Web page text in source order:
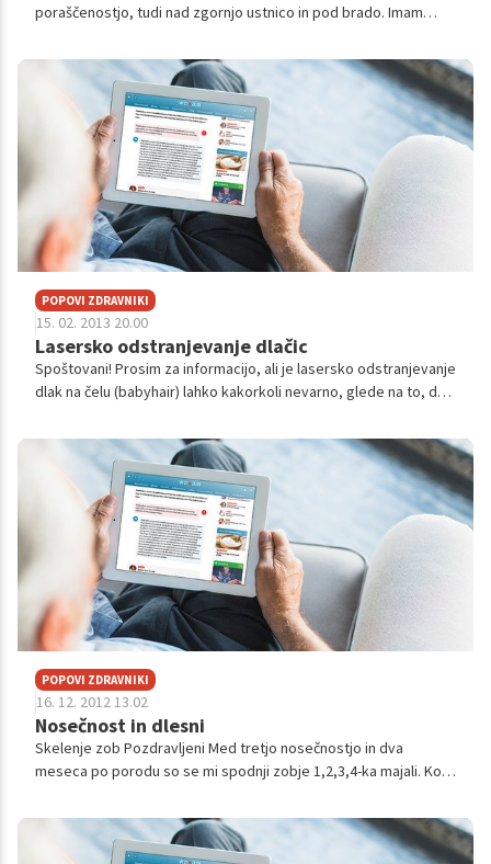
poraščenostjo, tudi nad zgornjo ustnico in pod brado. Imam
testosterona. Zanima me, ali se...
POPOVI ZDRAVNIKI
15. 02. 2013 20.00
Lasersko odstranjevanje dlačic
Spoštovani! Prosim za informacijo, ali je lasersko odstranjevanje
dlak na čelu (babyhair) lahko kakorkoli nevarno, glede na to, da
POPOVI ZDRAVNIKI
16. 12. 2012 13.02
Nosečnost in dlesni
Skelenje zob Pozdravljeni Med tretjo nosečnostjo in dva
meseca po porodu so se mi spodnji zobje 1,2,3,4-ka majali. Ko
rekel,da je to preh...